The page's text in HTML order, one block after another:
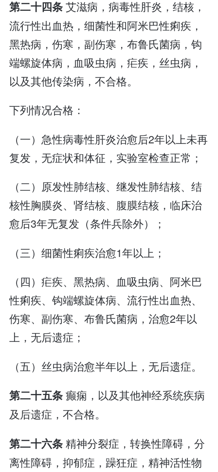
第二十四条艾滋病，病毒性肝炎，结核，
流行性出血热，细菌性和阿米巴性痢疾，
黑热病，伤寒，副伤寒，布鲁氏菌病，钩
端螺旋体病，血吸虫病，疟疾，丝虫病，
以及其他传染病，不合格。
下列情况合格：
（一）急性病毒性肝炎治愈后2年以上未再
复发，无症状和体征，实验室检查正常；
（二）原发性肺结核、继发性肺结核、结
核性胸膜炎、肾结核、腹膜结核，临床治
愈后3年无复发（条件兵除外）；
（三）细菌性痢疾治愈1年以上；
（四）疟疾、黑热病、血吸虫病、阿米巴
性痢疾、钩端螺旋体病、流行性出血热、
伤寒、副伤寒、布鲁氏菌病，治愈2年以
上，无后遗症；
（五）丝虫病治愈半年以上，无后遗症。
第二十五条癫痫，以及其他神经系统疾病
及后遗症，不合格。
第二十六条精神分裂症，转换性障碍，分
离性障碍，抑郁症，躁狂症，精神活性物